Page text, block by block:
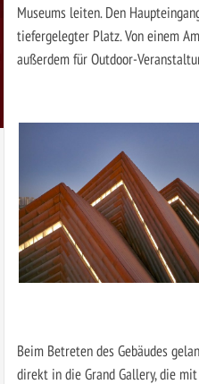
Museums leiten. Den
tiefergelegter Platz. Von einem
außerdem für Outdoor-
Beim Betreten des Gebäudes
direkt in die Grand Gallery, die